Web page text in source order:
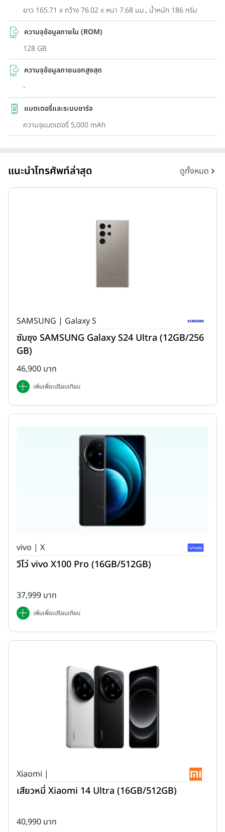
ยาว 165.71 x กว้าง 76.02 x หนา 7.68 มม., น้ำหนัก 186 กรัม
ความจุข้อมูลภายใน (ROM)
128 GB
ความจุข้อมูลภายนอกสูงสุด
-
แบตเตอรี่และระบบชาร์จ
ความจุแบตเตอรี่ 5,000 mAh
แนะนำโทรศัพท์ล่าสุด ดูทั้งหมด
SAMSUNG | Galaxy S
ซัมซุง SAMSUNG Galaxy S24 Ultra (12GB/256
GB)
46,900 บาท
เพิ่มเพื่อเปรียบเทียบ
vivo | X
วีโว่ vivo X100 Pro (16GB/512GB)
37,999 บาท
เพิ่มเพื่อเปรียบเทียบ
Xiaomi |
เสียวหมี่ Xiaomi 14 Ultra (16GB/512GB)
40,990 บาท